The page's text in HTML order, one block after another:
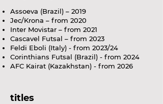
Assoeva (Brazil) – 2019
Jec/Krona – from 2020
Inter Movistar – from 2021
Cascavel Futsal – from 2023
Feldi Eboli (Italy) - from 2023/24
Corinthians Futsal (Brazil) - from 2024
AFC Kairat (Kazakhstan) - from 2026
titles